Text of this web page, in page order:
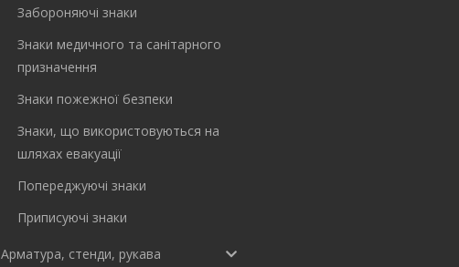
Забороняючі знаки
Знаки медичного та санітарного
призначення
Знаки пожежної безпеки
Знаки, що використовуються на
шляхах евакуації
Попереджуючі знаки
Приписуючі знаки
Арматура, стенди, рукава